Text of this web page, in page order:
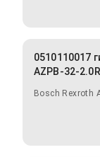
0510110017
AZPB-32-
Bosch Rexroth